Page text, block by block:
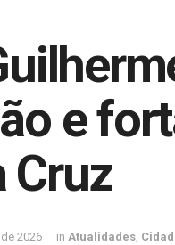
e
Cruz
2026 in Atualidades